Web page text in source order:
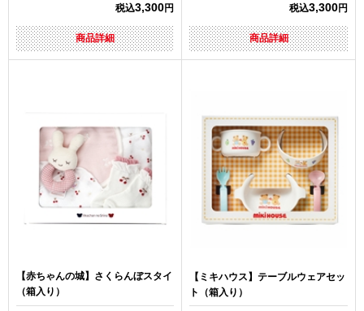
税込3,300円
商品詳細
税込3,300円
商品詳細
【赤ちゃんの城】さくらんぼスタイ
（箱入り）
【ミキハウス】テーブルウェアセッ
ト（箱入り）